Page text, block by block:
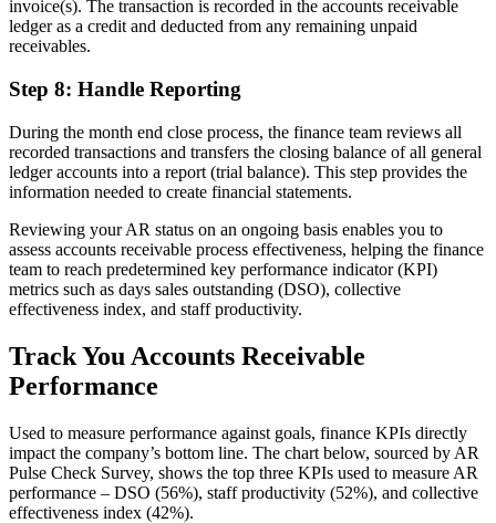
invoice(s). The transaction is recorded in the accounts receivable
ledger as a credit and deducted from any remaining unpaid
receivables.
Step 8: Handle Reporting
During the month end close process, the finance team reviews all
recorded transactions and transfers the closing balance of all general
ledger accounts into a report (trial balance). This step provides the
information needed to create financial statements.
Reviewing your AR status on an ongoing basis enables you to
assess accounts receivable process effectiveness, helping the finance
team to reach predetermined key performance indicator (KPI)
metrics such as days sales outstanding (DSO), collective
effectiveness index, and staff productivity.
Track You Accounts Receivable
Performance
Used to measure performance against goals, finance KPIs directly
impact the company’s bottom line. The chart below, sourced by AR
Pulse Check Survey, shows the top three KPIs used to measure AR
performance – DSO (56%), staff productivity (52%), and collective
effectiveness index (42%).